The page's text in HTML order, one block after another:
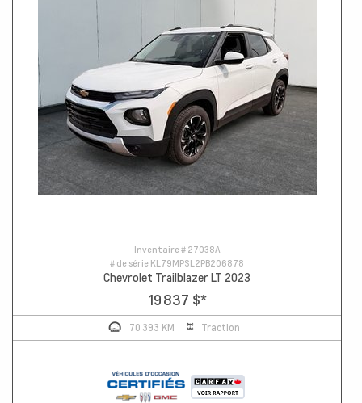
Inventaire # 27038A
# de série KL79MPSL2PB206878
Chevrolet Trailblazer LT 2023
19 837 $*
70 393 KM Traction